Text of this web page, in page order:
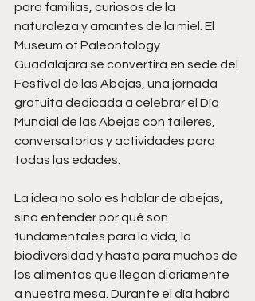
para familias, curiosos de la
naturaleza y amantes de la miel. El
Museum of Paleontology
Guadalajara se convertirá en sede del
Festival de las Abejas, una jornada
gratuita dedicada a celebrar el Día
Mundial de las Abejas con talleres,
conversatorios y actividades para
todas las edades.
La idea no solo es hablar de abejas,
sino entender por qué son
fundamentales para la vida, la
biodiversidad y hasta para muchos de
los alimentos que llegan diariamente
a nuestra mesa. Durante el día habrá